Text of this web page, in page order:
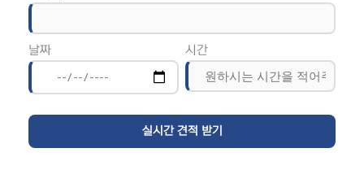
날짜 시간